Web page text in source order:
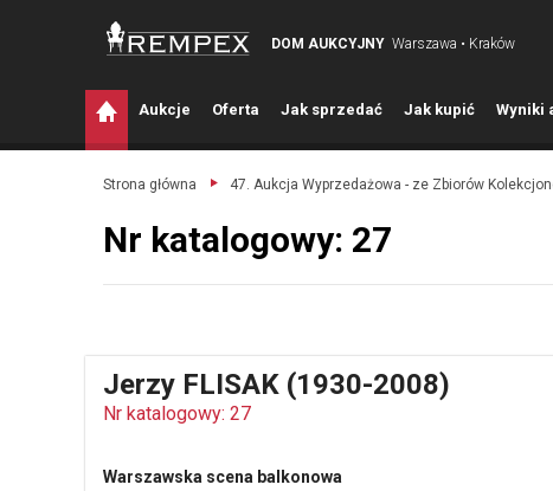
DOM AUKCYJNY Warszawa • Kraków
Aukcje Oferta Jak sprzedać Jak kupić Wyniki
Strona główna 47. Aukcja Wyprzedażowa - ze Zbiorów
Nr katalogowy: 27
Jerzy FLISAK (1930-2008)
Nr katalogowy: 27
Warszawska scena balkonowa